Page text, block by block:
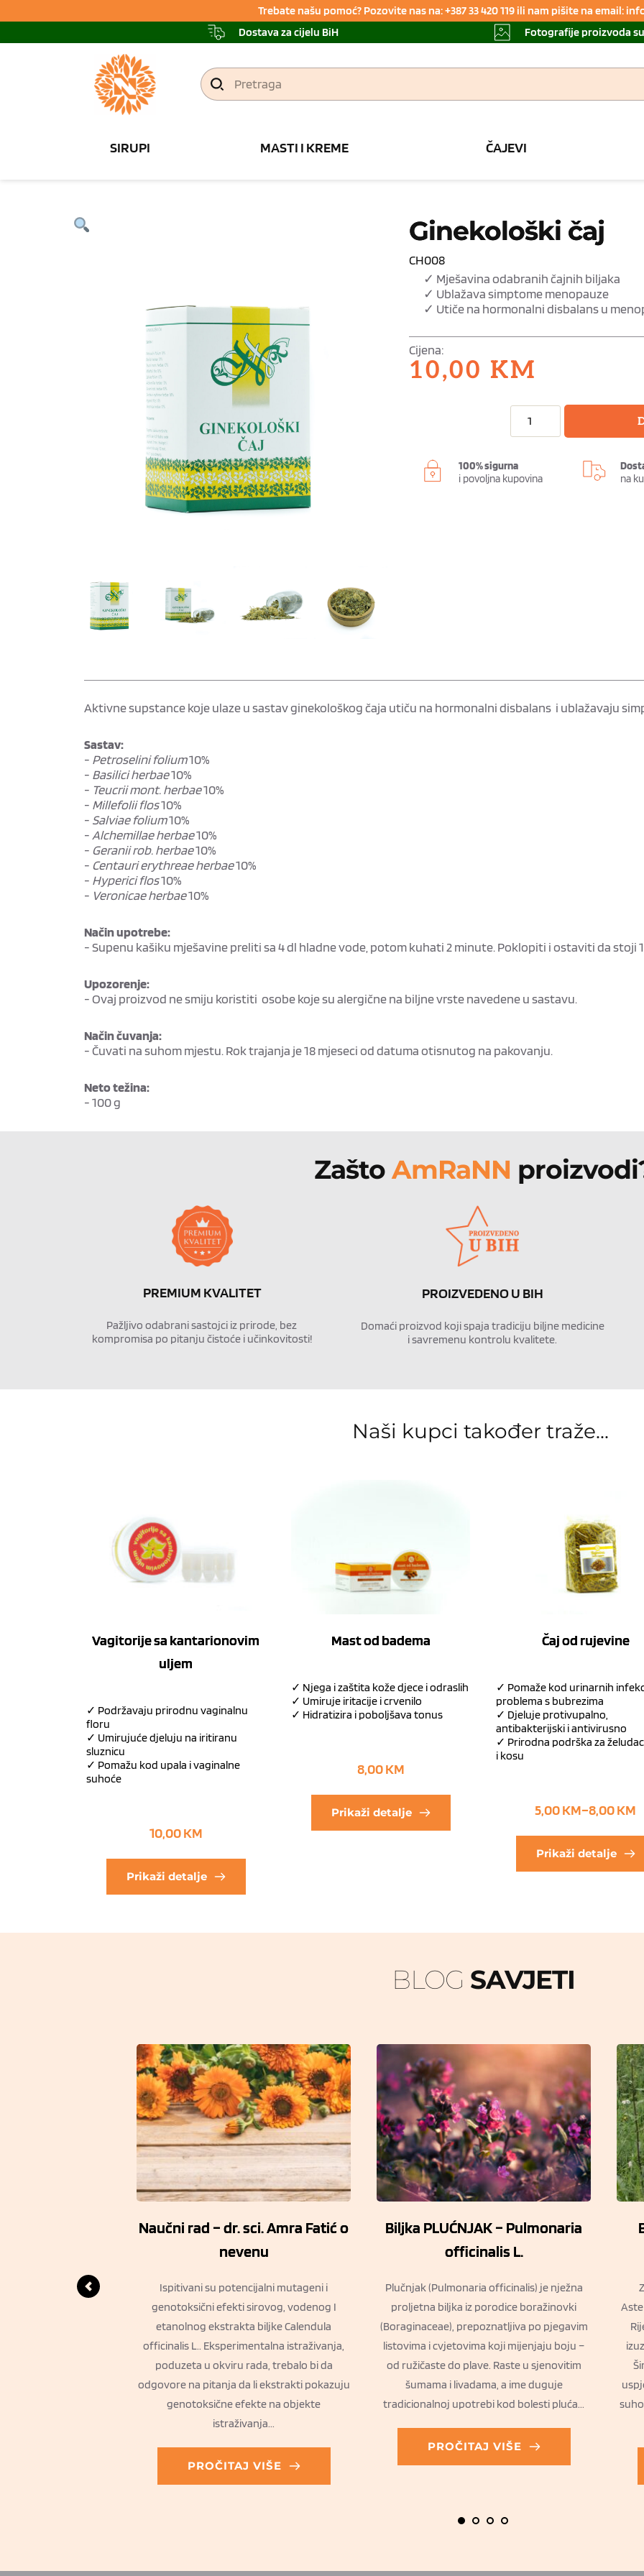
Trebate našu pomoć? Pozovite nas na: +387 33 420 119 ili nam pišite na email:
Dostava za cijelu BiH
Fotografije proizvoda
Pretraga
SIRUPI MASTI I KREME ČAJEVI
Ginekološki čaj
CH008
✓ Mješavina odabranih čajnih biljaka
✓ Ublažava simptome menopauze
✓ Utiče na hormonalni disbalans u
Cijena:
10,00 KM
100% sigurna
i povoljna kupovina
na
Aktivne supstance koje ulaze u sastav ginekološkog čaja utiču na hormonalni disbalans i ublažavaju
Sastav:
- Petroselini folium10%
- Basilici herbae10%
- Teucrii mont. herbae10%
- Millefolii flos10%
- Salviae folium10%
-Alchemillae herbae10%
- Geranii rob. herbae10%
- Centauri erythreae herbae10%
- Hyperici flos10%
- Veronicae herbae10%
Način upotrebe:
- Supenu kašiku mješavine preliti sa 4 dl hladne vode, potom kuhati 2 minute. Poklopiti i ostaviti da stoji
Upozorenje:
- Ovaj proizvod ne smiju koristiti osobe koje su alergične na biljne vrste navedene u sastavu.
Način čuvanja:
- Čuvati na suhom mjestu. Rok trajanja je 18 mjeseci od datuma otisnutog na pakovanju.
Neto težina:
- 100 g
Zašto AmRaNN
PREMIUM KVALITET
Pažljivo odabrani sastojci iz prirode, bez
kompromisa po pitanju čistoće i učinkovitosti!
PROIZVEDENO U BIH
Domaći proizvod koji spaja tradiciju biljne medicine
i savremenu kontrolu kvalitete.
Naši kupci također traže...
Vagitorije sa kantarionovim
uljem
✓ Podržavaju prirodnu vaginalnu
floru
✓ Umirujuće djeluju na iritiranu
sluznicu
✓ Pomažu kod upala i vaginalne
suhoće
10,00KM
Prikaži detalje
Mast od badema
✓ Njega i zaštita kože djece i odraslih
✓ Umiruje iritacije i crvenilo
✓ Hidratizira i poboljšava tonus
8,00KM
Prikaži detalje
Čaj od rujevine
✓ Pomaže kod urinarnih
problema s bubrezima
✓ Djeluje protivupalno,
antibakterijski i antivirusno
✓ Prirodna podrška za
i kosu
5,00KM–8,00KM
Prikaži detalje
BLOG SAVJETI
farfara L.) je rano
Naučni rad – dr. sci. Amra Fatić o
nevenu
Ispitivani su potencijalni mutageni i
genotoksični efekti sirovog, vodenog I
etanolnog ekstrakta biljke Calendula
officinalis L.. Eksperimentalna istraživanja,
poduzeta u okviru rada, trebalo bi da
odgovore na pitanja da li ekstrakti pokazuju
genotoksične efekte na objekte
istraživanja...
PROČITAJ VIŠE
Biljka PLUĆNJAK – Pulmonaria
officinalis L.
Plučnjak (Pulmonaria officinalis) je nježna
proljetna biljka iz porodice boražinovki
(Boraginaceae), prepoznatljiva po pjegavim
listovima i cvjetovima koji mijenjaju boju –
od ružičaste do plave. Raste u sjenovitim
šumama i livadama, a ime duguje
tradicionalnoj upotrebi kod bolesti pluća...
PROČITAJ VIŠE